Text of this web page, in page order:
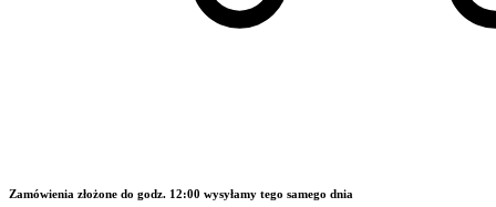
Zamówienia złożone do godz. 12:00 wysyłamy tego samego dnia